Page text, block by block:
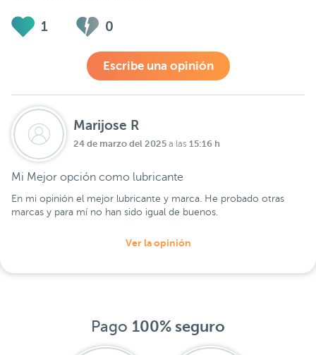
1 0
Escribe una opinión
Marijose R
24 de marzo del 2025 a las 15:16 h
Mi Mejor opción como lubricante
En mi opinión el mejor lubricante y marca. He probado otras
marcas y para mí no han sido igual de buenos.
Ver la opinión
Pago 100% seguro